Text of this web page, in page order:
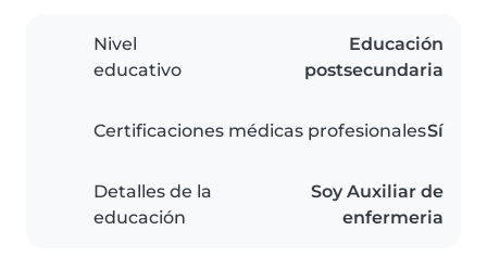
Nivel
educativo
Educación
postsecundaria
Certificaciones médicas profesionalesSí
Detalles de la
educación
Soy Auxiliar de
enfermeria